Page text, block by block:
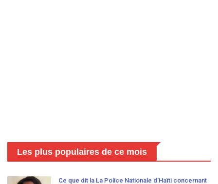
Les plus populaires de ce mois
Ce que dit la La Police Nationale d'Haïti concernant